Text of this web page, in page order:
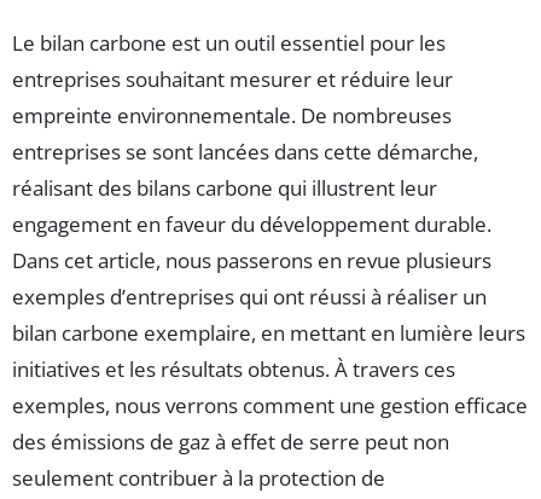
Le bilan carbone est un outil essentiel pour les
entreprises souhaitant mesurer et réduire leur
empreinte environnementale. De nombreuses
entreprises se sont lancées dans cette démarche,
réalisant des bilans carbone qui illustrent leur
engagement en faveur du développement durable.
Dans cet article, nous passerons en revue plusieurs
exemples d’entreprises qui ont réussi à réaliser un
bilan carbone exemplaire, en mettant en lumière leurs
initiatives et les résultats obtenus. À travers ces
exemples, nous verrons comment une gestion efficace
des émissions de gaz à effet de serre peut non
seulement contribuer à la protection de